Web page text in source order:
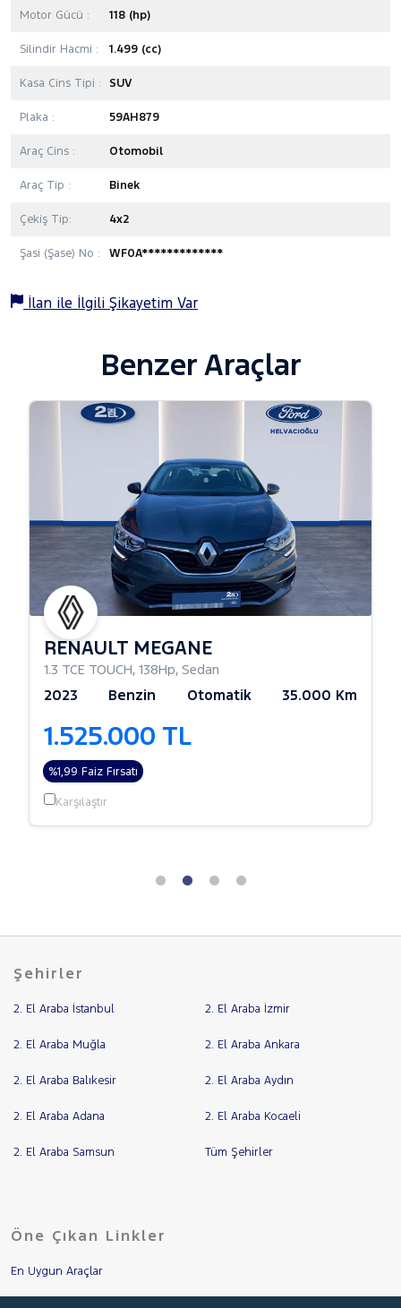
Motor Gücü : 118 (hp)
Silindir Hacmi : 1.499 (cc)
Kasa Cins Tipi : SUV
Plaka : 59AH879
Araç Cins : Otomobil
Araç Tip : Binek
Çekiş Tip: 4x2
Şasi (Şase) No : WF0A*************
İlan ile İlgili Şikayetim Var
Benzer Araçlar
RENAULT MEGANE
1.3 TCE TOUCH, 138Hp, Sedan
2023 Benzin Otomatik 35.000 Km
1.525.000 TL
%1,99 Faiz Fırsatı
Karşılaştır
Şehirler
2. El Araba İstanbul 2. El Araba İzmir
2. El Araba Muğla 2. El Araba Ankara
2. El Araba Balıkesir 2. El Araba Aydın
2. El Araba Adana 2. El Araba Kocaeli
2. El Araba Samsun Tüm Şehirler
Öne Çıkan Linkler
En Uygun Araçlar